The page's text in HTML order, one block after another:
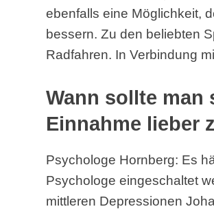
ebenfalls eine Möglichkeit,
bessern. Zu den beliebten
Radfahren. In Verbindung
Wann sollte man
Einnahme lieber
Psychologe Hornberg: Es
Psychologe eingeschaltet
mittleren Depressionen